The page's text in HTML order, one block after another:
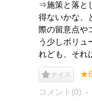
⇒施策と落と
得ないかな、
際の留意点や
う少しボリュ
れども、それ
ナイス
コメント(0)